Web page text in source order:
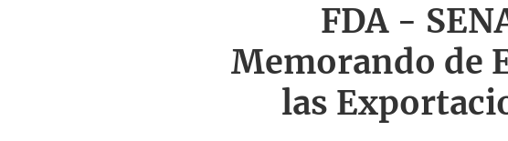
FDA -
Memorando de
las